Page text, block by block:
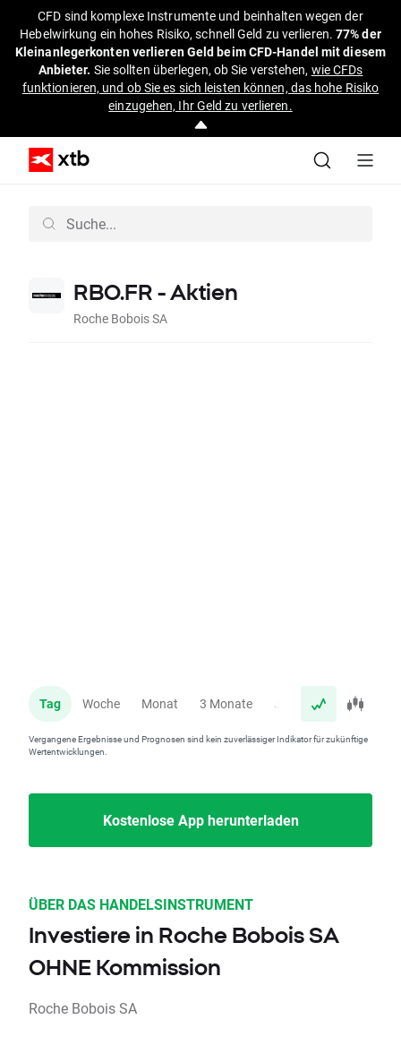
CFD sind komplexe Instrumente und beinhalten wegen der
Hebelwirkung ein hohes Risiko, schnell Geld zu verlieren.77% der
Kleinanlegerkonten verlieren Geld beim CFD-Handel mit diesem
Anbieter. Sie sollten überlegen, ob Sie verstehen, wie CFDs
funktionieren, und ob Sie es sich leisten können, das hohe Risiko
einzugehen, Ihr Geld zu verlieren.
RBO.FR - Aktien
Roche Bobois SA
Tag Woche Monat 3 Monate Jahr
Vergangene Ergebnisse und Prognosen sind kein zuverlässiger Indikator für zukünftige
Wertentwicklungen.
Kostenlose App herunterladen
ÜBER DAS HANDELSINSTRUMENT
Investiere in Roche Bobois SA
OHNE Kommission
Roche Bobois SA